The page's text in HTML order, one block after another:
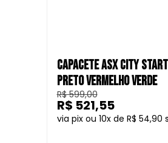
CAPACETE ASX CITY
PRETO VERMELHO VERDE
R$ 599,00
10
R$ 54,90
R$ 521,55